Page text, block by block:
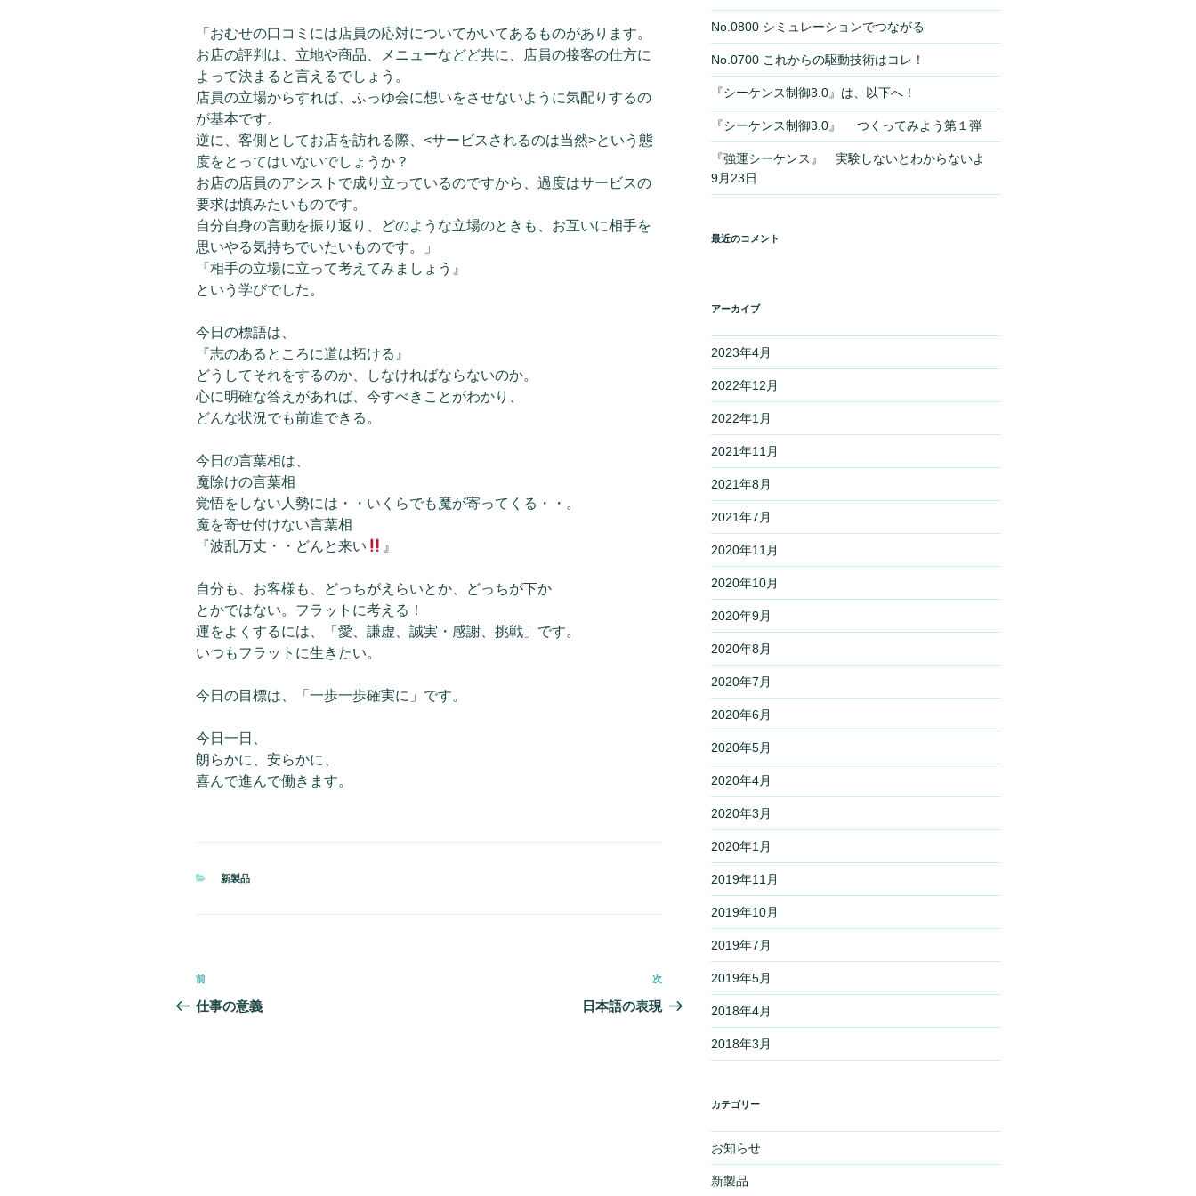
「おむせの口コミには店員の応対についてかいてあるものがあります。
お店の評判は、立地や商品、メニューなどど共に、店員の接客の仕方に
よって決まると言えるでしょう。
店員の立場からすれば、ふっゆ会に想いをさせないように気配りするの
が基本です。
逆に、客側としてお店を訪れる際、<サービスされるのは当然>という態
度をとってはいないでしょうか？
お店の店員のアシストで成り立っているのですから、過度はサービスの
要求は慎みたいものです。
自分自身の言動を振り返り、どのような立場のときも、お互いに相手を
思いやる気持ちでいたいものです。」
『相手の立場に立って考えてみましょう』
という学びでした。
今日の標語は、
『志のあるところに道は拓ける』
どうしてそれをするのか、しなければならないのか。
心に明確な答えがあれば、今すべきことがわかり、
どんな状況でも前進できる。
今日の言葉相は、
魔除けの言葉相
覚悟をしない人勢には・・いくらでも魔が寄ってくる・・。
魔を寄せ付けない言葉相
『波乱万丈・・どんと来い
』
自分も、お客様も、どっちがえらいとか、どっちが下か
とかではない。フラットに考える！
運をよくするには、「愛、謙虚、誠実・感謝、挑戦」です。
いつもフラットに生きたい。
今日の目標は、「一歩一歩確実に」です。
今日一日、
朗らかに、安らかに、
喜んで進んで働きます。
カ
新製品
投
稿
前
の
前
仕事の意義
次
の
次
日本語の表現
No.0800 シミュレーションでつながる
No.0700 これからの駆動技術はコレ！
『シーケンス制御3.0』は、以下へ！
『シーケンス制御3.0』 つくってみよう第１弾
『強運シーケンス』 実験しないとわからないよ
9月23日
最近のコメント
アーカイブ
2023年4月
2022年12月
2022年1月
2021年11月
2021年8月
2021年7月
2020年11月
2020年10月
2020年9月
2020年8月
2020年7月
2020年6月
2020年5月
2020年4月
2020年3月
2020年1月
2019年11月
2019年10月
2019年7月
2019年5月
2018年4月
2018年3月
カテゴリー
お知らせ
新製品